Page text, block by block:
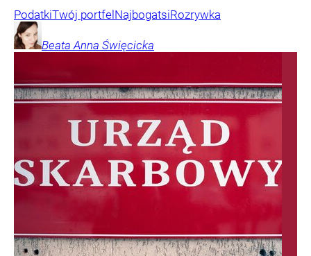
PodatkiTwój portfel NajbogatsiRozrywka
Beata Anna Święcicka